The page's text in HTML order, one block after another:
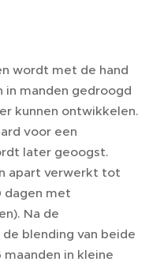
wordt met de hand
in manden gedroogd
kunnen ontwikkelen.
voor een
later geoogst.
apart verwerkt tot
dagen met
Na de
blending van beide
in kleine